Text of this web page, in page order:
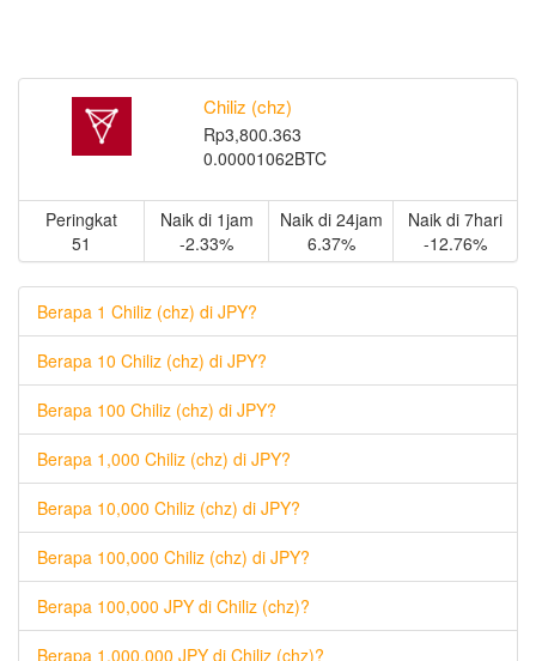
Chiliz (chz)
Rp3,800.363
0.00001062BTC
Peringkat
51
Naik di 1jam
-2.33%
Naik di 24jam
6.37%
Naik di 7hari
-12.76%
Berapa 1 Chiliz (chz) di JPY?
Berapa 10 Chiliz (chz) di JPY?
Berapa 100 Chiliz (chz) di JPY?
Berapa 1,000 Chiliz (chz) di JPY?
Berapa 10,000 Chiliz (chz) di JPY?
Berapa 100,000 Chiliz (chz) di JPY?
Berapa 100,000 JPY di Chiliz (chz)?
Berapa 1,000,000 JPY di Chiliz (chz)?